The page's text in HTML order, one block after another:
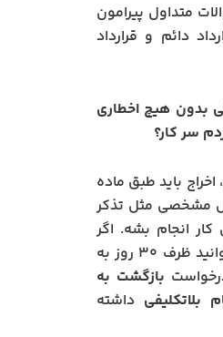
متداول پیرامون
دائم و قرارداد
بدون هیچ اخطاری
سر کار؟
اخراج باید طبق ماده
مشخصی مثل تذکر
انجام بشه. اگر
این مراحل طی نشده، می‌توانید ظرف ۳۰ روز به
بازگشت به
بلاتکلیفی داشته